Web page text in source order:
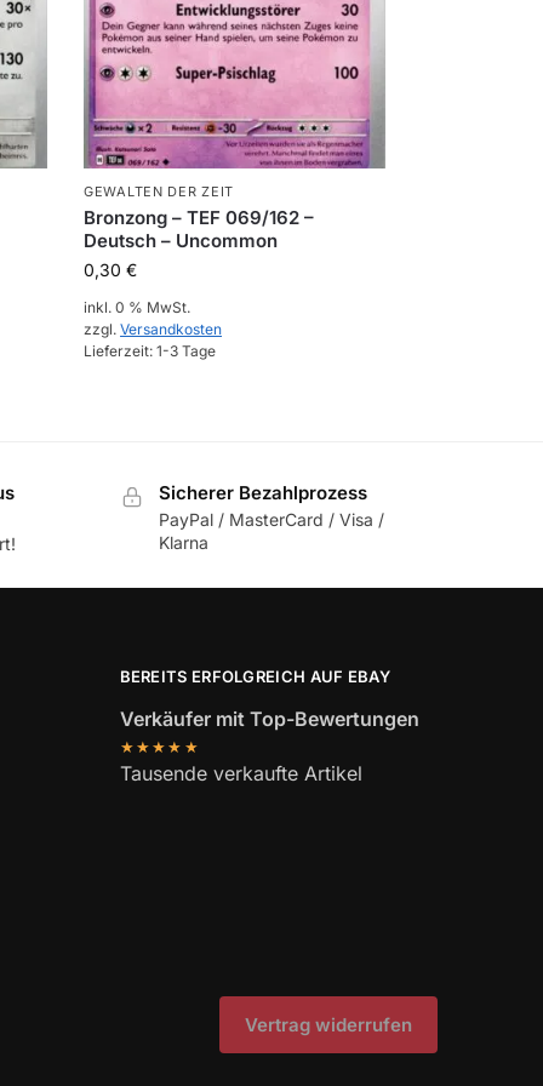
GEWALTEN DER ZEIT
Bronzong – TEF 069/162 –
Deutsch – Uncommon
0,30€
inkl. 0 % MwSt.
zzgl.Versandkosten
Lieferzeit:1-3 Tage
Sicherer Bezahlprozess
PayPal / MasterCard / Visa /
Klarna
BEREITS ERFOLGREICH AUF EBAY
Verkäufer mit Top-Bewertungen
★★★★★
Tausende verkaufte Artikel
Vertrag widerrufen